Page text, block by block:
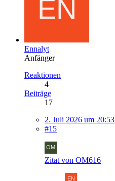
Ennalyt
Anfänger
Reaktionen
4
Beiträge
17
2. Juli 2026 um 20:53
#15
Zitat von OM616